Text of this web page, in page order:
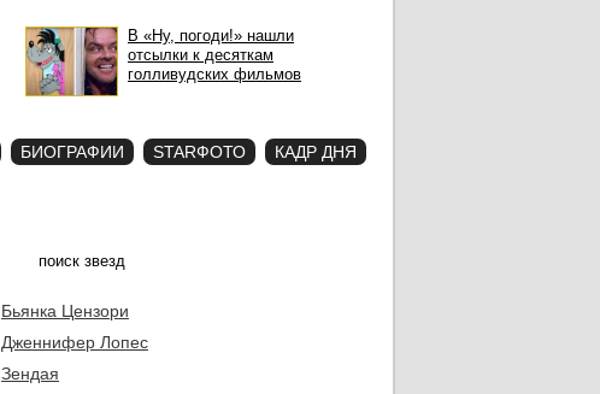
В «Ну, погоди!» нашли
отсылки к десяткам
голливудских фильмов
БИОГРАФИИ STARФОТО КАДР ДНЯ
Бьянка Цензори
Дженнифер Лопес
Зендая